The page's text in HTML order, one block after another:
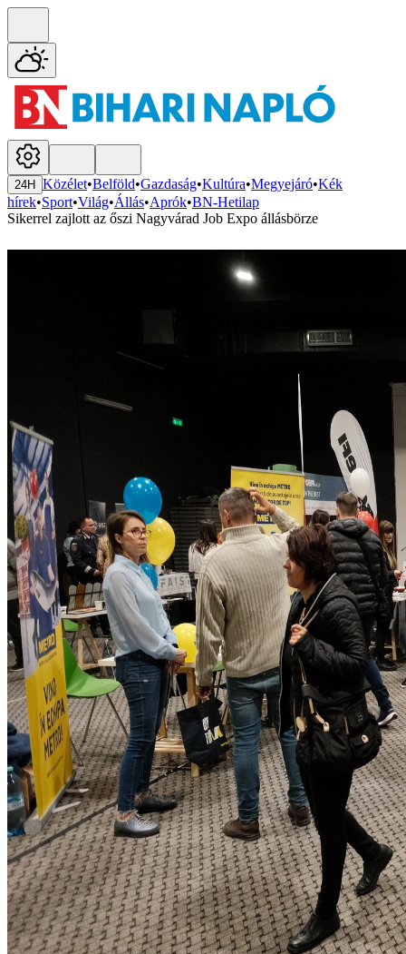
24H Közélet•Belföld•Gazdaság•Kultúra•Megyejáró•Kék
hírek•Sport•Világ•Állás•Aprók•BN-Hetilap
Sikerrel zajlott az őszi Nagyvárad Job Expo állásbörze